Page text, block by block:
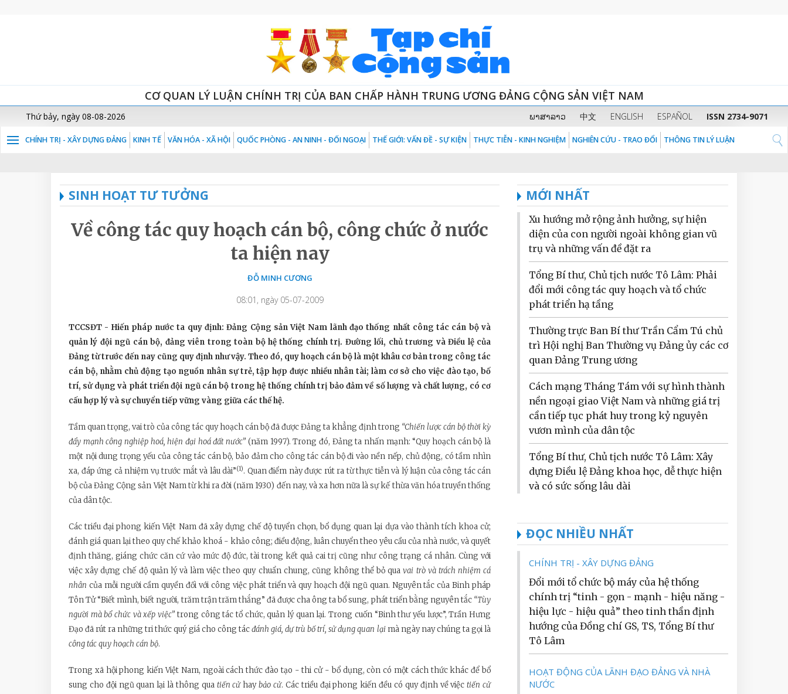
CƠ QUAN LÝ LUẬN CHÍNH TRỊ CỦA BAN CHẤP HÀNH TRUNG ƯƠNG ĐẢNG CỘNG SẢN VIỆT NAM
Thứ bảy, ngày 08-08-2026 ພາສາລາວ 中文 ENGLISH ESPAÑOL ISSN 2734-9071
CHÍNH TRỊ - XÂY DỰNG ĐẢNG KINH TẾ VĂN HÓA - XÃ HỘI QUỐC PHÒNG - AN NINH - ĐỐI NGOẠI THẾ GIỚI: VẤN ĐỀ - SỰ KIỆN THỰC TIỄN - KINH NGHIỆM NGHIÊN CỨU - TRAO ĐỔI THÔNG TIN LÝ LUẬN
SINH HOẠT TƯ TƯỞNG
Về công tác quy hoạch cán bộ, công chức ở nước
ta hiện nay
ĐỖ MINH CƯƠNG
08:01, ngày 05-07-2009
TCCSĐT - Hiến pháp nước ta quy định: Đảng Cộng sản Việt Nam lãnh đạo thống nhất công tác cán bộ và
quản lý đội ngũ cán bộ, đảng viên trong toàn bộ hệ thống chính trị. Đường lối, chủ trương và Điều lệ của
Đảng từ trước đến nay cũng quy định như vậy. Theo đó, quy hoạch cán bộ là một khâu cơ bản trong công tác
cán bộ, nhằm chủ động tạo nguồn nhân sự trẻ, tập hợp được nhiều nhân tài; làm cơ sở cho việc đào tạo, bố
trí, sử dụng và phát triển đội ngũ cán bộ trong hệ thống chính trị bảo đảm về số lượng và chất lượng, có cơ
cấu hợp lý và sự chuyển tiếp vững vàng giữa các thế hệ.
Tầm quan trọng, vai trò của công tác quy hoạch cán bộ đã được Đảng ta khẳng định trong “Chiến lược cán bộ thời kỳ
đẩy mạnh công nghiệp hoá, hiện đại hoá đất nước” (năm 1997). Trong đó, Đảng ta nhấn mạnh: “Quy hoạch cán bộ là
một nội dung trọng yếu của công tác cán bộ, bảo đảm cho công tác cán bộ đi vào nền nếp, chủ động, có tầm nhìn
xa, đáp ứng cả nhiệm vụ trước mắt và lâu dài”(1). Quan điểm này được rút ra từ thực tiễn và lý luận của công tác cán
bộ của Đảng Cộng sản Việt Nam từ khi ra đời (năm 1930) đến nay, và xa hơn nữa là sự kế thừa văn hóa truyền thống
của dân tộc.
Các triều đại phong kiến Việt Nam đã xây dựng chế độ tuyển chọn, bổ dụng quan lại dựa vào thành tích khoa cử;
đánh giá quan lại theo quy chế khảo khoá - khảo công; điều động, luân chuyển theo yêu cầu của nhà nước, và quyết
định thăng, giáng chức căn cứ vào mức độ đức, tài trong kết quả cai trị cũng như công trạng cá nhân. Cùng với
việc xây dựng chế độ quản lý và làm việc theo quy chuẩn chung, cũng không thể bỏ quavai trò và trách nhiệm cá
nhân của mỗi người cầm quyền đối với công việc phát triển và quy hoạch đội ngũ quan. Nguyên tắc của Binh pháp
Tôn Tử “Biết mình, biết người, trăm trận trăm thắng” đã được cha ông ta bổ sung, phát triển bằng nguyên tắc “Tùy
người mà bổ chức và xếp việc” trong công tác tổ chức, quản lý quan lại. Trong cuốn “Binh thư yếu lược”, Trần Hưng
Đạo đã rút ra những tri thức quý giá cho công tácđánh giá, dự trù bố trí, sử dụng quan lạimà ngày nay chúng ta gọi là
công tác quy hoạch cán bộ.
Trong xã hội phong kiến Việt Nam, ngoài cách thức đào tạo - thi cử - bổ dụng, còn có một cách thức khác để bổ
sung cho đội ngũ quan lại là thông qua tiến cửhaybảo cử. Các triều đại phong kiến đều có quy định về việctiến cử
MỚI NHẤT
Xu hướng mở rộng ảnh hưởng, sự hiện
diện của con người ngoài không gian vũ
trụ và những vấn đề đặt ra
Tổng Bí thư, Chủ tịch nước Tô Lâm: Phải
đổi mới công tác quy hoạch và tổ chức
phát triển hạ tầng
Thường trực Ban Bí thư Trần Cẩm Tú chủ
trì Hội nghị Ban Thường vụ Đảng ủy các cơ
quan Đảng Trung ương
Cách mạng Tháng Tám với sự hình thành
nền ngoại giao Việt Nam và những giá trị
cần tiếp tục phát huy trong kỷ nguyên
vươn mình của dân tộc
Tổng Bí thư, Chủ tịch nước Tô Lâm: Xây
dựng Điều lệ Đảng khoa học, dễ thực hiện
và có sức sống lâu dài
ĐỌC NHIỀU NHẤT
CHÍNH TRỊ - XÂY DỰNG ĐẢNG
Đổi mới tổ chức bộ máy của hệ thống
chính trị “tinh - gọn - mạnh - hiệu năng -
hiệu lực - hiệu quả” theo tinh thần định
hướng của Đồng chí GS, TS, Tổng Bí thư
Tô Lâm
HOẠT ĐỘNG CỦA LÃNH ĐẠO ĐẢNG VÀ NHÀ
NƯỚC